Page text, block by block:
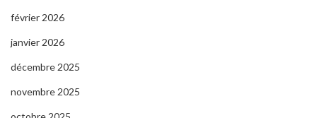
février 2026
janvier 2026
décembre 2025
novembre 2025